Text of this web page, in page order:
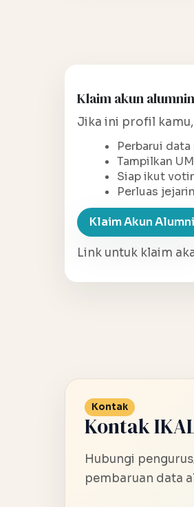
Klaim akun
Jika ini profil
Perbarui
Tampilkan
Siap ikut
Perluas
Klaim Akun Alumni
Link untuk klaim
Kontak
Kontak
Hubungi
pembaruan data